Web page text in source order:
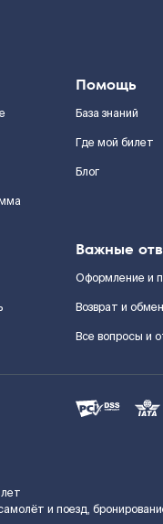
Помощь
База знаний
Где мой билет
Блог
Важные
Оформление и
Возврат и
Все вопросы и
и поезд,